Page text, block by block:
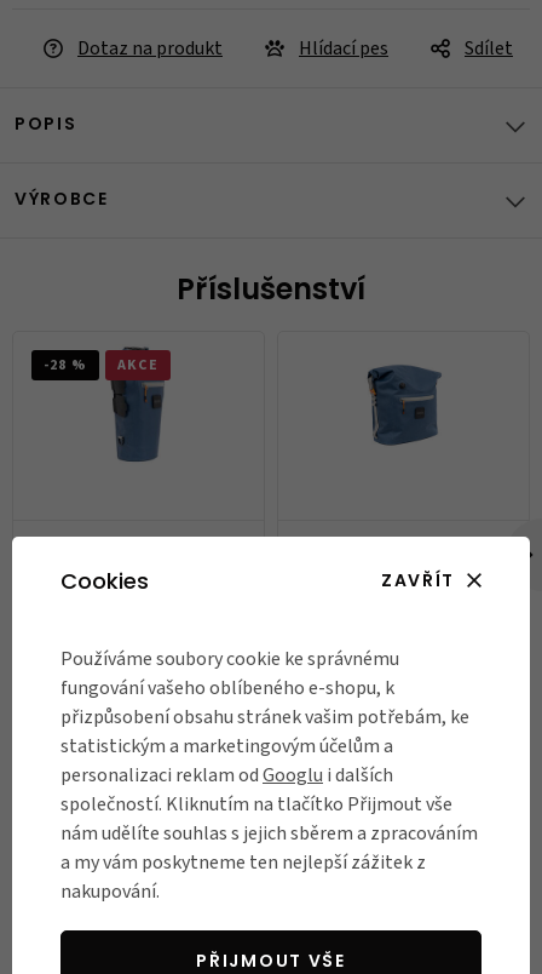
Dotaz na produkt Hlídací pes Sdílet
POPIS
VÝROBCE
Příslušenství
-28 % AKCE
Brašna Brompton Borough
Waterproof Roll Top Rack Bag
G Line
Skladem
DO KOŠÍKU
Brašna Brompton Borough
Waterproof Roll Top Bag Small
Skladem
DO KOŠÍKU
RECENZE
Názory našich zákazníků
Byla jsem nadšená z přístupu a znalostí
Cookies ZAVŘÍT
Používáme soubory cookie ke správnému
fungování vašeho oblíbeného e-shopu, k
přizpůsobení obsahu stránek vašim potřebám, ke
statistickým a marketingovým účelům a
personalizaci reklam odGooglu i dalších
společností. Kliknutím na tlačítko Přijmout vše
nám udělíte souhlas s jejich sběrem a zpracováním
a my vám poskytneme ten nejlepší zážitek z
nakupování.
PŘIJMOUT VŠE